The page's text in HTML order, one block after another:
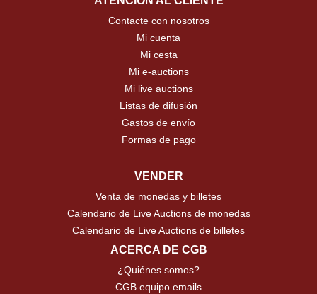
Contacte con nosotros
Mi cuenta
Mi cesta
Mi e-auctions
Mi live auctions
Listas de difusión
Gastos de envío
Formas de pago
VENDER
Venta de monedas y billetes
Calendario de Live Auctions de monedas
Calendario de Live Auctions de billetes
ACERCA DE CGB
¿Quiénes somos?
CGB equipo emails